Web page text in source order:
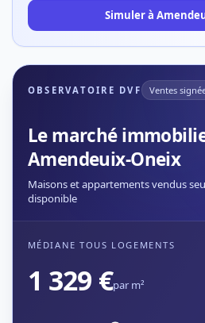
Simuler à
OBSERVATOIRE DVF Ventes
Le marché
Amendeuix-Oneix
Maisons et appartements vendus
disponible
MÉDIANE TOUS LOGEMENTS
1 329 €par m²